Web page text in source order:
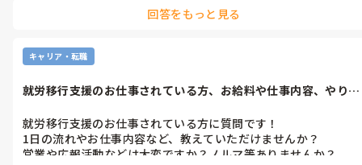
10分程時間を要します。転倒転落リスク高く、自分で立ち上がろ
則で、側を離れることが出来ません。トイレに行っても、おしっ
こは出ないことも多いです。因みに、居室からも食堂からも、一
・基本的にトイレの訴えは否定しない
・お菓子やお茶をお出しして気をそらす
・テレビのニュースが好きなので、YouTubeなどの歌がかかっ
と、危険な事はありますか?そのご本人に？　あるのなら、キーパー
だと凄く傾眠や脱力になる成分や量でも効きがわるいなど、調整は何
度か必要になり得ます。逆に食事も、特に朝摂れない程の傾眠にもな
先でもよいので、都度相談を繰り返していくのが、根本の解決にな
つきっきり、そして安全、他利用者様の生活の質も守られれば良い
ですが、そうはいかない方のレベル、と思えます、、
回答をもっと見る
キャリア・転職
就労移行支援のお仕事されている方、お給料や仕事内容、やり甲
就労移行支援のお仕事されている方に質問です！
1日の流れやお仕事内容など、教えていただけませんか？
営業や広報活動などは大変ですか？ノルマ等ありませんか？